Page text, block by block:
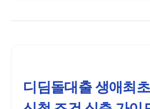
디딤돌대출 생애최